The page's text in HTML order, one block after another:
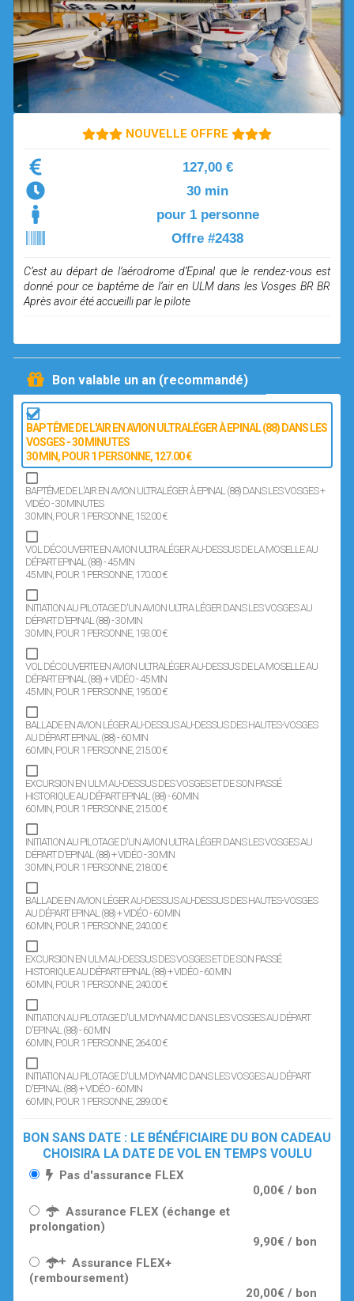
OPEN SUBMENU (SIMULATEUR)
SIMULATEUR
OPEN SUBMENU (DRÔNE)
DRÔNE
NOUVELLE OFFRE
127,00 €
30 min
pour 1 personne
Offre #2438
C’est au départ de l’aérodrome d’Epinal que le rendez-vous est
donné pour ce baptême de l’air en ULM dans les Vosges BR BR
Après avoir été accueilli par le pilote
Bon valable un an (recommandé)
BAPTÊME DE L'AIR EN AVION ULTRALÉGER À EPINAL (88) DANS LES
VOSGES - 30 MINUTES
30 MIN, POUR 1 PERSONNE, 127.00 €
BAPTÊME DE L'AIR EN AVION ULTRALÉGER À EPINAL (88) DANS LES VOSGES +
VIDÉO - 30 MINUTES
30 MIN, POUR 1 PERSONNE, 152.00 €
VOL DÉCOUVERTE EN AVION ULTRALÉGER AU-DESSUS DE LA MOSELLE AU
DÉPART EPINAL (88) - 45 MIN
45 MIN, POUR 1 PERSONNE, 170.00 €
INITIATION AU PILOTAGE D'UN AVION ULTRA LÉGER DANS LES VOSGES AU
DÉPART D'EPINAL (88) - 30 MIN
30 MIN, POUR 1 PERSONNE, 193.00 €
VOL DÉCOUVERTE EN AVION ULTRALÉGER AU-DESSUS DE LA MOSELLE AU
DÉPART EPINAL (88) + VIDÉO - 45 MIN
45 MIN, POUR 1 PERSONNE, 195.00 €
BALLADE EN AVION LÉGER AU-DESSUS AU-DESSUS DES HAUTES-VOSGES
AU DÉPART EPINAL (88) - 60 MIN
60 MIN, POUR 1 PERSONNE, 215.00 €
EXCURSION EN ULM AU-DESSUS DES VOSGES ET DE SON PASSÉ
HISTORIQUE AU DÉPART EPINAL (88) - 60 MIN
60 MIN, POUR 1 PERSONNE, 215.00 €
INITIATION AU PILOTAGE D'UN AVION ULTRA LÉGER DANS LES VOSGES AU
DÉPART D'EPINAL (88) + VIDÉO - 30 MIN
30 MIN, POUR 1 PERSONNE, 218.00 €
BALLADE EN AVION LÉGER AU-DESSUS AU-DESSUS DES HAUTES-VOSGES
AU DÉPART EPINAL (88) + VIDÉO - 60 MIN
60 MIN, POUR 1 PERSONNE, 240.00 €
EXCURSION EN ULM AU-DESSUS DES VOSGES ET DE SON PASSÉ
HISTORIQUE AU DÉPART EPINAL (88) + VIDÉO - 60 MIN
60 MIN, POUR 1 PERSONNE, 240.00 €
INITIATION AU PILOTAGE D'ULM DYNAMIC DANS LES VOSGES AU DÉPART
D'EPINAL (88) - 60 MIN
60 MIN, POUR 1 PERSONNE, 264.00 €
INITIATION AU PILOTAGE D'ULM DYNAMIC DANS LES VOSGES AU DÉPART
D'EPINAL (88) + VIDÉO - 60 MIN
60 MIN, POUR 1 PERSONNE, 289.00 €
BON SANS DATE : LE BÉNÉFICIAIRE DU BON CADEAU
CHOISIRA LA DATE DE VOL EN TEMPS VOULU
Pas d'assurance FLEX
0,00€ / bon
Assurance FLEX (échange et
prolongation)
9,90€ / bon
Assurance FLEX+
(remboursement)
20,00€ / bon